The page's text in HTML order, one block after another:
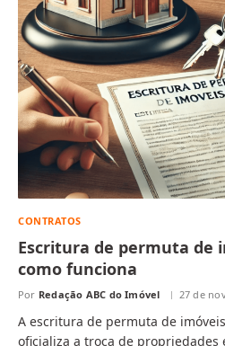
CONTRATOS
Escritura de permuta de
como funciona
Por Redação ABC do Imóvel 27 de
A escritura de permuta de
oficializa a troca de propriedades